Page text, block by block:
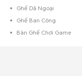
Ghế Dã Ngoại
Ghế Ban Công
Bàn Ghế Chơi Game